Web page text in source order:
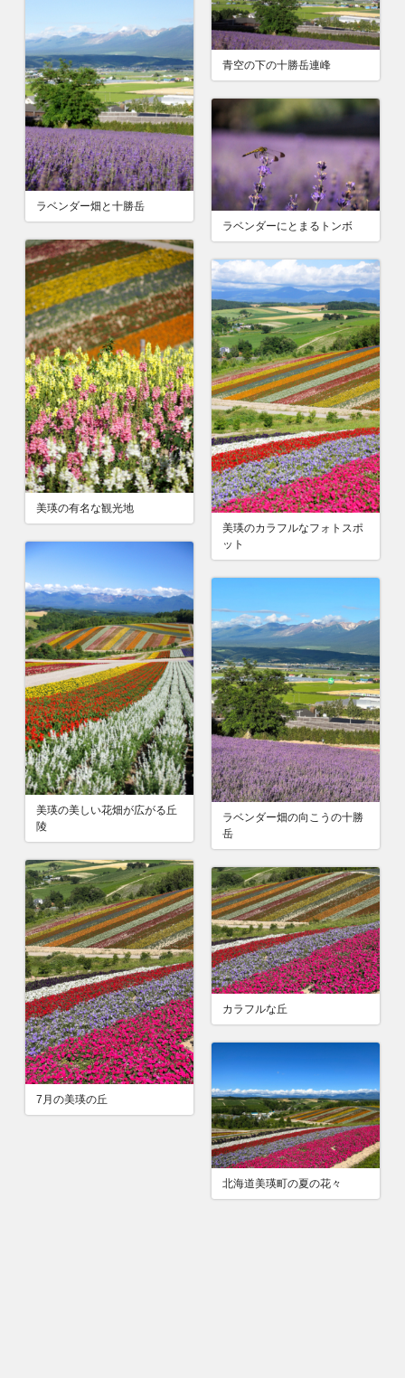
ラベンダー畑と十勝岳
青空の下の十勝岳連峰
ラベンダーにとまるトンボ
美瑛の有名な観光地
美瑛のカラフルなフォトスポ
ット
美瑛の美しい花畑が広がる丘
陵
ラベンダー畑の向こうの十勝
岳
7月の美瑛の丘
カラフルな丘
北海道美瑛町の夏の花々